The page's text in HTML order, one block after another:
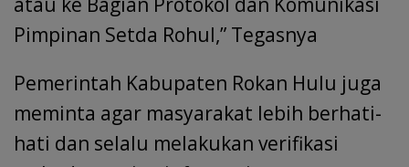
Pimpinan Setda Rohul,” Tegasnya
Pemerintah Kabupaten Rokan Hulu juga
meminta agar masyarakat lebih berhati-
hati dan selalu melakukan verifikasi